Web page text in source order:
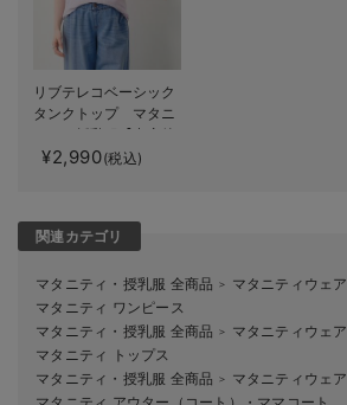
リブテレコベーシック
タンクトップ マタニ
ティ・授乳服【出産後
も長く使える】
¥2,990(税込)
関連カテゴリ
マタニティ・授乳服 全商品 ＞ マタニティウェア
マタニティ ワンピース
マタニティ・授乳服 全商品 ＞ マタニティウェア
マタニティ トップス
マタニティ・授乳服 全商品 ＞ マタニティウェア